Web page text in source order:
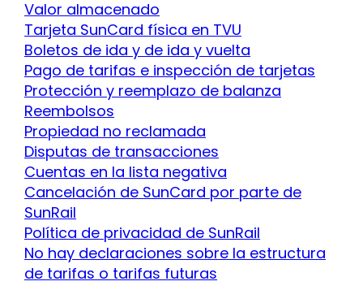
Valor almacenado
Tarjeta SunCard física en TVU
Boletos de ida y de ida y vuelta
Pago de tarifas e inspección de tarjetas
Protección y reemplazo de balanza
Reembolsos
Propiedad no reclamada
Disputas de transacciones
Cuentas en la lista negativa
Cancelación de SunCard por parte de
SunRail
Política de privacidad de SunRail
No hay declaraciones sobre la estructura
de tarifas o tarifas futuras